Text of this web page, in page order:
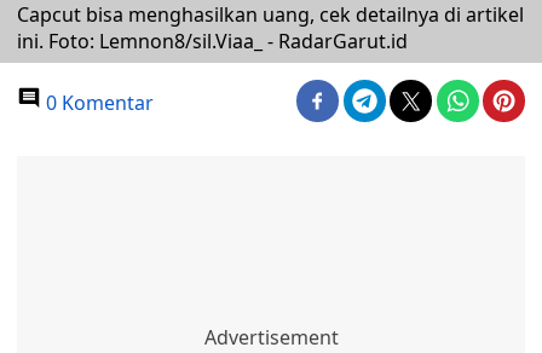
Capcut bisa menghasilkan uang, cek detailnya di artikel
ini. Foto: Lemnon8/sil.Viaa_ - RadarGarut.id
0 Komentar